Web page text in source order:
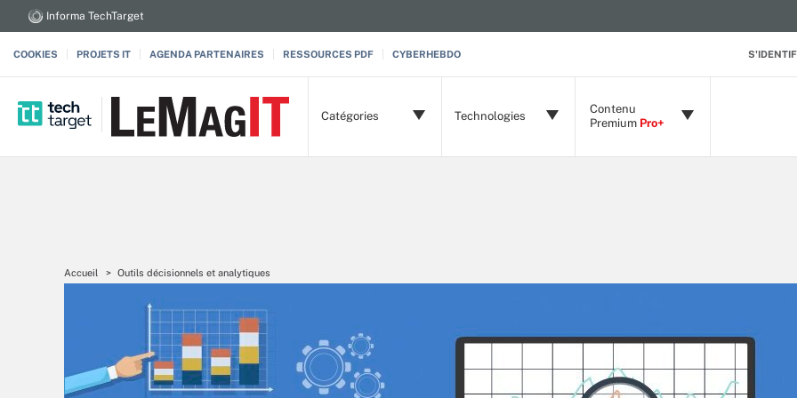
Informa TechTarget
COOKIES PROJETS IT AGENDA PARTENAIRES RESSOURCES PDF CYBERHEBDO
Catégories Technologies
Contenu
Premium Pro+
Accueil Outils décisionnels et analytiques